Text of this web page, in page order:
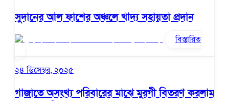
সুদানের আল ফাশের অঞ্চলে খাদ্য সহায়তা প্রদান
বিস্তারিত
২৪ ডিসেম্বর, ২০২৫
গাজাতে অসংখ্য পরিবারের মাঝে মুরগী বিতরণ করলাম